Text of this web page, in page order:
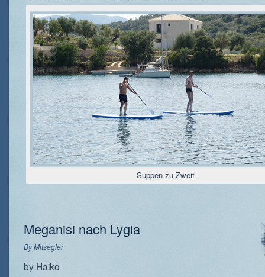
Suppen zu Zweit
Meganisi nach Lygia
ByMitsegler
by Haiko